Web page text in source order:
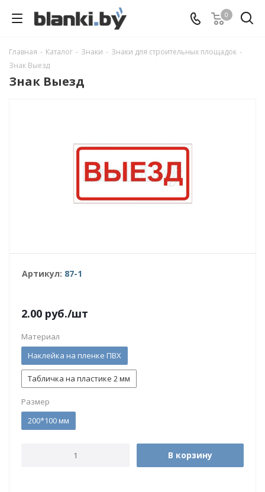
0
Главная - Каталог - Знаки - Знаки для строительных площадок -
Знак Выезд
Знак Выезд
Артикул: 87-1
2.00 руб./шт
Материал
Наклейка на пленке ПВХ
Табличка на пластике 2 мм
Размер
200*100 мм
В корзину